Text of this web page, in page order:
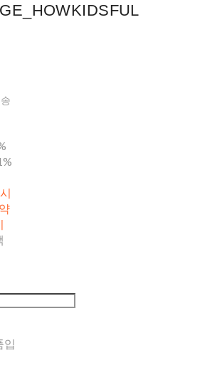
입